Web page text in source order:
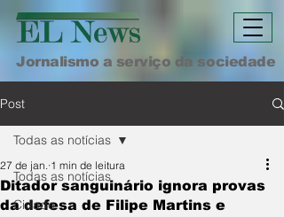
Jornalismo a serviço da sociedade
Post
Todas as notícias
Cidade
Todas as notícias
Ditador sanguinário ignora provas
da defesa de Filipe Martins e
27 de jan. 1 min de leitura